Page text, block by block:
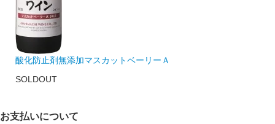
酸化防止剤無添加マスカットベーリーＡ
SOLDOUT
お支払いについて